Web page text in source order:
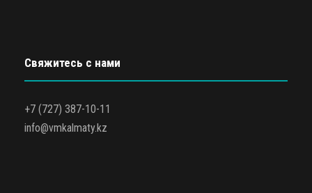
Свяжитесь с нами
+7 (727) 387-10-11
info@vmkalmaty.kz